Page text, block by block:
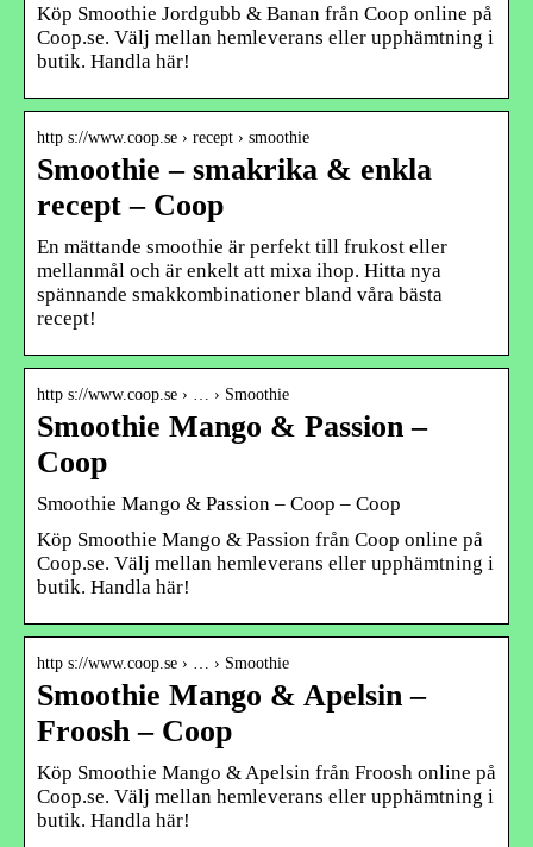
Köp Smoothie Jordgubb & Banan från Coop online på
Coop.se. Välj mellan hemleverans eller upphämtning i
butik. Handla här!
http s://www.coop.se › recept › smoothie
Smoothie – smakrika & enkla
recept – Coop
En mättande smoothie är perfekt till frukost eller
mellanmål och är enkelt att mixa ihop. Hitta nya
spännande smakkombinationer bland våra bästa
recept!
http s://www.coop.se › … › Smoothie
Smoothie Mango & Passion –
Coop
Smoothie Mango & Passion – Coop – Coop
Köp Smoothie Mango & Passion från Coop online på
Coop.se. Välj mellan hemleverans eller upphämtning i
butik. Handla här!
http s://www.coop.se › … › Smoothie
Smoothie Mango & Apelsin –
Froosh – Coop
Köp Smoothie Mango & Apelsin från Froosh online på
Coop.se. Välj mellan hemleverans eller upphämtning i
butik. Handla här!